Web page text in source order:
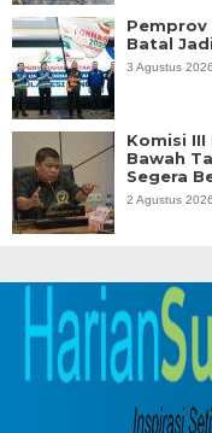
Pemprov
Batal
3 Agustus
Komisi III
Bawah
Segera
2 Agustus